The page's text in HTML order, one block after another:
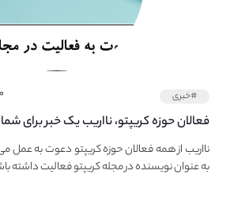
#خبری
فعالان حوزه کریپتو، نااریب یک خبر برای
فعالیت در مجله کریپتو
نااریب از همه فعالان حوزه کریپتو دعوت به عمل
به عنوان نویسنده در مجله کریپتو فعالیت داشته